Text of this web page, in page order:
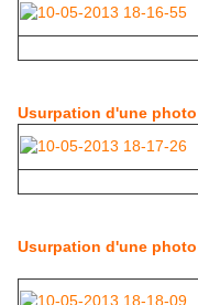
Usurpation d'une
Usurpation d'une